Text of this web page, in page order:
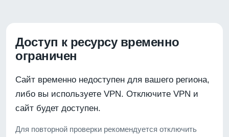
Доступ к ресурсу временно
ограничен
Сайт временно недоступен для вашего региона,
либо вы используете VPN. Отключите VPN и
сайт будет доступен.
Для повторной проверки рекомендуется отключить